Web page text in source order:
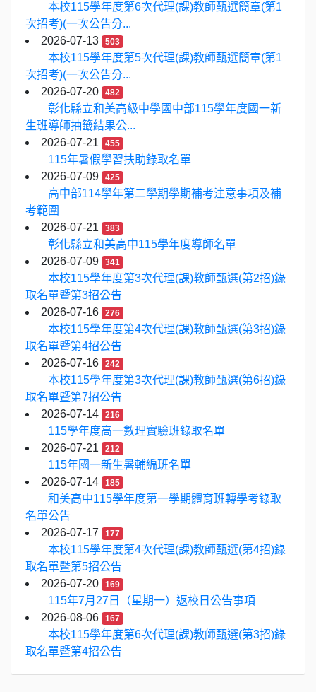
本校115學年度第6次代理(課)教師甄選簡章(第1
次招考)(一次公告分...
2026-07-13
503
本校115學年度第5次代理(課)教師甄選簡章(第1
次招考)(一次公告分...
2026-07-20
482
彰化縣立和美高級中學國中部115學年度國一新
生班導師抽籤結果公...
2026-07-21
455
115年暑假學習扶助錄取名單
2026-07-09
425
高中部114學年第二學期學期補考注意事項及補
考範圍
2026-07-21
383
彰化縣立和美高中115學年度導師名單
2026-07-09
341
本校115學年度第3次代理(課)教師甄選(第2招)錄
取名單暨第3招公告
2026-07-16
276
本校115學年度第4次代理(課)教師甄選(第3招)錄
取名單暨第4招公告
2026-07-16
242
本校115學年度第3次代理(課)教師甄選(第6招)錄
取名單暨第7招公告
2026-07-14
216
115學年度高一數理實驗班錄取名單
2026-07-21
212
115年國一新生暑輔編班名單
2026-07-14
185
和美高中115學年度第一學期體育班轉學考錄取
名單公告
2026-07-17
177
本校115學年度第4次代理(課)教師甄選(第4招)錄
取名單暨第5招公告
2026-07-20
169
115年7月27日（星期一）返校日公告事項
2026-08-06
167
本校115學年度第6次代理(課)教師甄選(第3招)錄
取名單暨第4招公告